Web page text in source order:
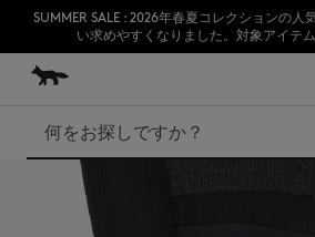
熊本地震の影響により、九州全域でお荷物の
SUMMER SALE : 2026年春夏コレクションの人
い求めやすくなりました。対象アイテム
コンテンツにスキップ
Skip to Footer
検索